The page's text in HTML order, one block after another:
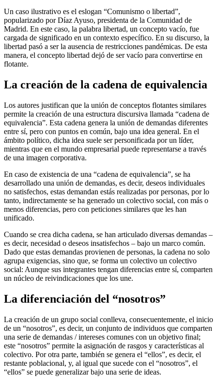
Un caso ilustrativo es el eslogan “Comunismo o libertad”,
popularizado por Díaz Ayuso, presidenta de la Comunidad de
Madrid. En este caso, la palabra libertad, un concepto vacío, fue
cargada de significado en un contexto específico. En su discurso, la
libertad pasó a ser la ausencia de restricciones pandémicas. De esta
manera, el concepto libertad dejó de ser vacío para convertirse en
flotante.
La creación de la cadena de equivalencia
Los autores justifican que la unión de conceptos flotantes similares
permite la creación de una estructura discursiva llamada “cadena de
equivalencia”. Esta cadena genera la unión de demandas diferentes
entre sí, pero con puntos en común, bajo una idea general. En el
ámbito político, dicha idea suele ser personificada por un líder,
mientras que en el mundo empresarial puede representarse a través
de una imagen corporativa.
En caso de existencia de una “cadena de equivalencia”, se ha
desarrollado una unión de demandas, es decir, deseos individuales
no satisfechos, estas demandan estás realizadas por personas, por lo
tanto, indirectamente se ha generado un colectivo social, con más o
menos diferencias, pero con peticiones similares que les han
unificado.
Cuando se crea dicha cadena, se han articulado diversas demandas –
es decir, necesidad o deseos insatisfechos – bajo un marco común.
Dado que estas demandas provienen de personas, la cadena no solo
agrupa exigencias, sino que, se forma un colectivo un colectivo
social: Aunque sus integrantes tengan diferencias entre sí, comparten
un núcleo de reivindicaciones que los une.
La diferenciación del “nosotros”
La creación de un grupo social conlleva, consecuentemente, el inicio
de un “nosotros”, es decir, un conjunto de individuos que comparten
una serie de demandas / intereses comunes con un objetivo final;
este “nosotros” permite la asignación de rasgos y características al
colectivo. Por otra parte, también se genera el “ellos”, es decir, el
restante poblacional, y, al igual que sucede con el “nosotros”, el
“ellos” se puede generalizar bajo una serie de ideas.